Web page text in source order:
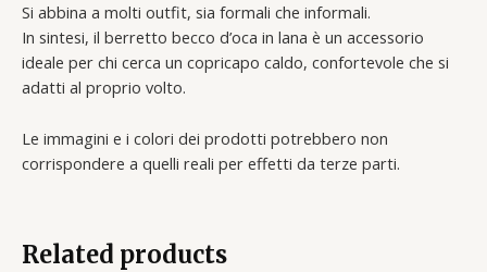
Si abbina a molti outfit, sia formali che informali.
In sintesi, il berretto becco d’oca in lana è un accessorio
ideale per chi cerca un copricapo caldo, confortevole che si
adatti al proprio volto.
Le immagini e i colori dei prodotti potrebbero non
corrispondere a quelli reali per effetti da terze parti.
Related products